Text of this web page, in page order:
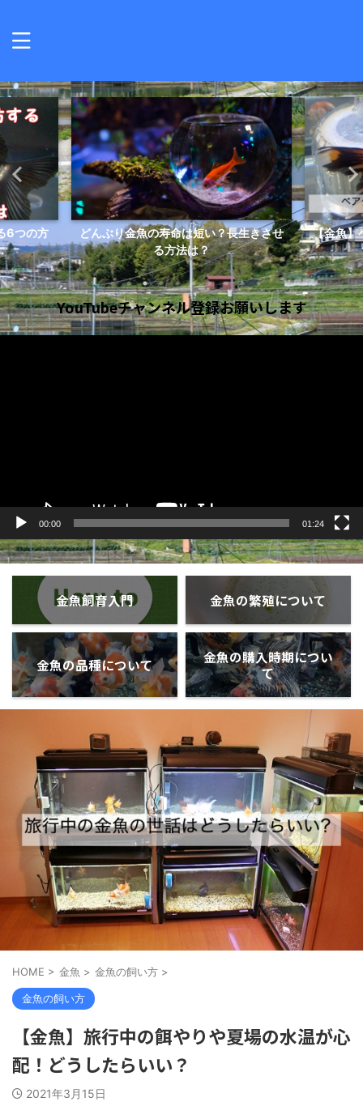
6つの方
どんぶり金魚の寿命は短い？長生きさせ
る方法は？
【金魚】
YouTubeチャンネル登録お願いします
00:00 01:24
金魚飼育入門 金魚の繁殖について
金魚の品種について
金魚の購入時期につい
て
HOME > 金魚 > 金魚の飼い方 >
金魚の飼い方
【金魚】旅行中の餌やりや夏場の水温が心
配！どうしたらいい？
2021年3月15日